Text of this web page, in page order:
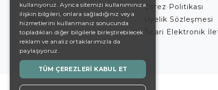
İletişim
Blog
Çerez Politikası
Üyelik Sözleşmesi
Ticari Elektronik
EN
SWEDISH
TURKISH
kullanıyoruz. Ayrıca sitemizi kullanımınıza
ilişkin bilgileri, onlara sağladığınız veya
hizmetlerini kullanmanız sonucunda
topladıkları diğer bilgilerle birleştirebilecek
reklam ve analiz ortaklarımızla da
paylaşıyoruz.
TÜM ÇEREZLERI KABUL ET